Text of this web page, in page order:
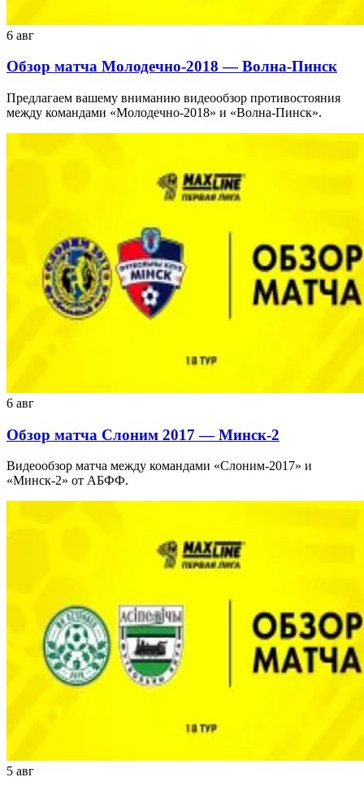
6 авг
Обзор матча Молодечно-2018 — Волна-Пинск
Предлагаем вашему вниманию видеообзор противостояния
между командами «Молодечно-2018» и «Волна-Пинск».
6 авг
Обзор матча Слоним 2017 — Минск-2
Видеообзор матча между командами «Слоним-2017» и
«Минск-2» от АБФФ.
5 авг